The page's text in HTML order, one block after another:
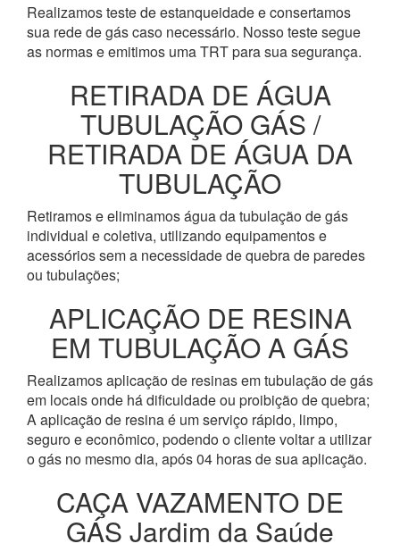
Realizamos teste de estanqueidade e consertamos
sua rede de gás caso necessário. Nosso teste segue
as normas e emitimos uma TRT para sua segurança.
RETIRADA DE ÁGUA
TUBULAÇÃO GÁS /
RETIRADA DE ÁGUA DA
TUBULAÇÃO
Retiramos e eliminamos água da tubulação de gás
individual e coletiva, utilizando equipamentos e
acessórios sem a necessidade de quebra de paredes
ou tubulações;
APLICAÇÃO DE RESINA
EM TUBULAÇÃO A GÁS
Realizamos aplicação de resinas em tubulação de gás
em locais onde há dificuldade ou proibição de quebra;
A aplicação de resina é um serviço rápido, limpo,
seguro e econômico, podendo o cliente voltar a utilizar
o gás no mesmo dia, após 04 horas de sua aplicação.
CAÇA VAZAMENTO DE
GÁS Jardim da Saúde